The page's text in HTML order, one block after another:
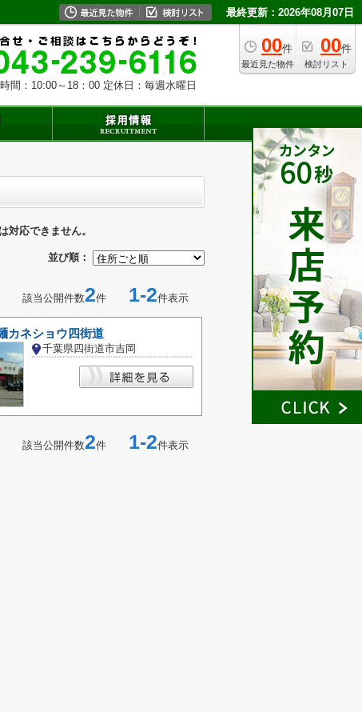
最終更新：2026年08月07日
00件
最近見た物件
00件
検討リスト
間：10:00～18：00 定休日：毎週水曜日
応できません。
並び順：
該当公開件数2件 1-2件表示
カネショウ四街道
千葉県四街道市吉岡
該当公開件数2件 1-2件表示